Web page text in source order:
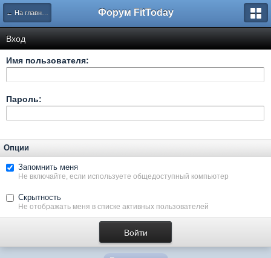
← На главную Форум FitToday
Вход
Имя пользователя:
Пароль:
Опции
Запомнить меня
Не включайте, если используете общедоступный компьютер
Скрытность
Не отображать меня в списке активных пользователей